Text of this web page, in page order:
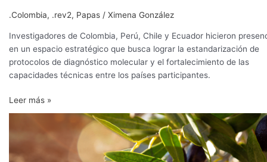
.Colombia, .rev2, Papas / Ximena González
Investigadores de Colombia, Perú, Chile y Ecuador hicieron
en un espacio estratégico que busca lograr la estandarización de
protocolos de diagnóstico molecular y el fortalecimiento de las
capacidades técnicas entre los países participantes.
Leer más »
Huella
y